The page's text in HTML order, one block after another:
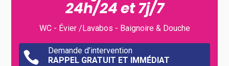
24h/24 et 7j/7
WC - Évier /Lavabos - Baignoire & Douche

Demande d’intervention
RAPPEL GRATUIT ET IMMÉDIAT